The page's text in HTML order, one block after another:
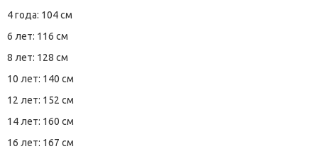
4 года: 104 см
6 лет: 116 см
8 лет: 128 см
10 лет: 140 см
12 лет: 152 см
14 лет: 160 см
16 лет: 167 см